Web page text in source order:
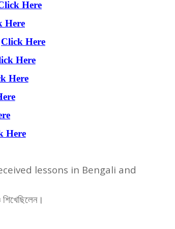
Here
Here
Click Here
Here
Here
Here
lessons in Bengali and